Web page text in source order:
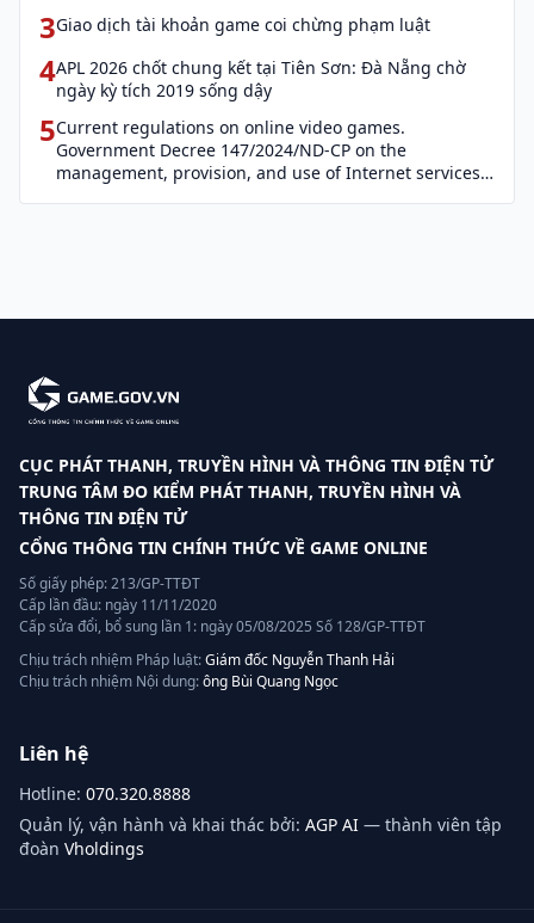
3Giao dịch tài khoản game coi chừng phạm luật
4APL 2026 chốt chung kết tại Tiên Sơn: Đà Nẵng chờ
ngày kỳ tích 2019 sống dậy
5Current regulations on online video games.
Government Decree 147/2024/ND-CP on the
management, provision, and use of Internet services
CỤC PHÁT THANH, TRUYỀN HÌNH VÀ THÔNG TIN ĐIỆN TỬ
TRUNG TÂM ĐO KIỂM PHÁT THANH, TRUYỀN HÌNH VÀ
THÔNG TIN ĐIỆN TỬ
CỔNG THÔNG TIN CHÍNH THỨC VỀ GAME ONLINE
Số giấy phép: 213/GP-TTĐT
Cấp lần đầu: ngày 11/11/2020
Cấp sửa đổi, bổ sung lần 1: ngày 05/08/2025 Số 128/GP-TTĐT
Chịu trách nhiệm Pháp luật:Giám đốc Nguyễn Thanh Hải
Chịu trách nhiệm Nội dung:ông Bùi Quang Ngọc
Liên hệ
Hotline: 070.320.8888
Quản lý, vận hành và khai thác bởi: AGP AI — thành viên tập
đoàn Vholdings